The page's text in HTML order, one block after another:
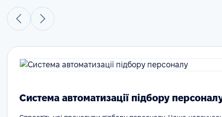
Система автоматизації підбору